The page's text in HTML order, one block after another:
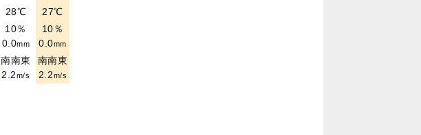
28℃
10％
0.0mm
南南東
2.2m/s
27℃
10％
0.0mm
南南東
2.2m/s